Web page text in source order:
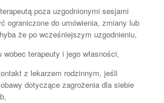
poza uzgodnionymi sesjami
ograniczone do umówienia, zmiany lub
że po wcześniejszym uzgodnieniu,
terapeuty i jego własności,
z lekarzem rodzinnym, jeśli
dotyczące zagrożenia dla siebie